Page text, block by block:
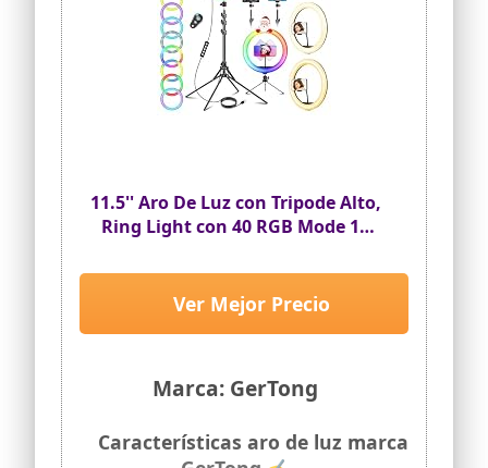
11.5'' Aro De Luz con Tripode Alto,
Ring Light con 40 RGB Mode 13
Marca: GerTong
Ver Mejor Precio
Características aro de luz marca